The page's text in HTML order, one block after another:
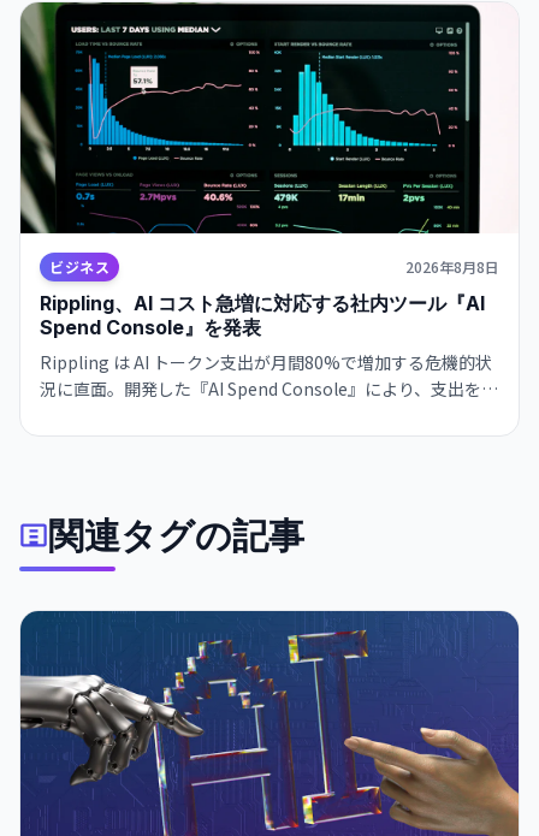
ビジネス 2026年8月8日
Rippling、AI コスト急増に対応する社内ツール『AI
Spend Console』を発表
Rippling は AI トークン支出が月間80%で増加する危機的状
況に直面。開発した『AI Spend Console』により、支出を給
クンで維持した。
関連タグの記事